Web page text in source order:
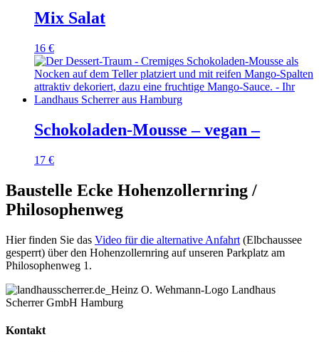
Mix Salat
16 €
Schokoladen-Mousse – vegan –
17 €
Baustelle Ecke Hohenzollernring /
Philosophenweg
Hier finden Sie das Video für die alternative Anfahrt (Elbchaussee
gesperrt) über den Hohenzollernring auf unseren Parkplatz am
Philosophenweg 1.
Kontakt